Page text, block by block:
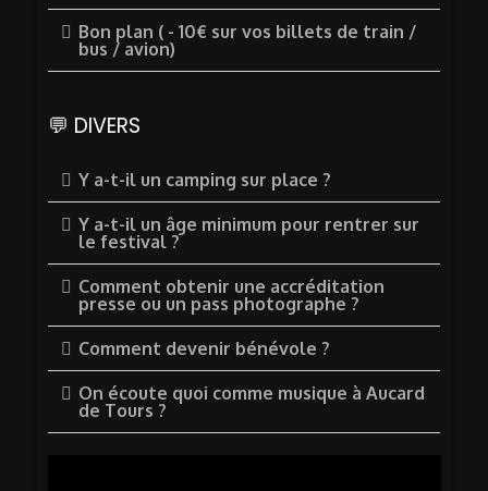
Bon plan ( - 10€ sur vos billets de train /
bus / avion)
💬 DIVERS
Y a-t-il un camping sur place ?
Y a-t-il un âge minimum pour rentrer sur
le festival ?
Comment obtenir une accréditation
presse ou un pass photographe ?
Comment devenir bénévole ?
On écoute quoi comme musique à Aucard
de Tours ?